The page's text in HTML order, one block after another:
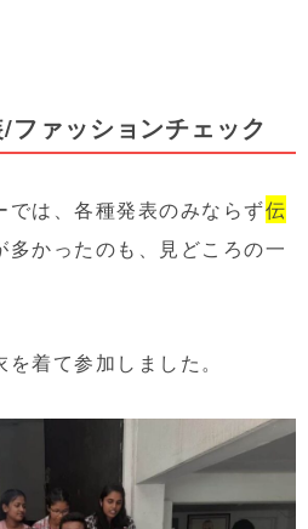
ァッションチェック
は、各種発表のみならず伝
多かったのも、見どころの一
着て参加しました。